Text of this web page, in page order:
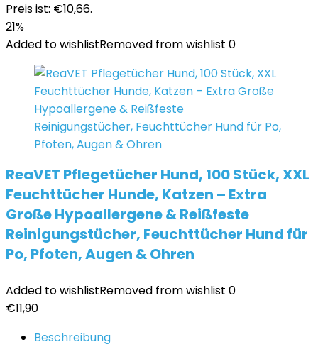
Preis ist: €10,66.
21%
Added to wishlistRemoved from wishlist 0
ReaVET Pflegetücher Hund, 100 Stück, XXL
Feuchttücher Hunde, Katzen – Extra
Große Hypoallergene & Reißfeste
Reinigungstücher, Feuchttücher Hund für
Po, Pfoten, Augen & Ohren
Added to wishlistRemoved from wishlist 0
€11,90
Beschreibung